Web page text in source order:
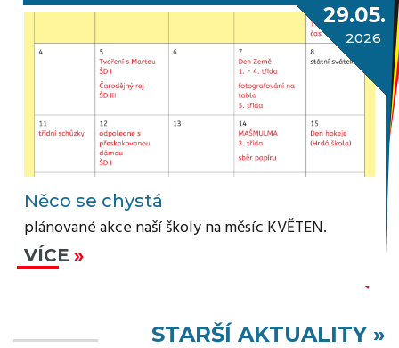
29.05.
2026
Něco se chystá
plánované akce naší školy na měsíc KVĚTEN.
VÍCE
STARŠÍ AKTUALITY »